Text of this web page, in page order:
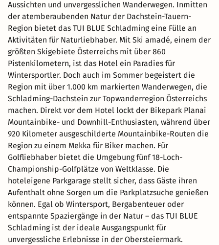
Aussichten und unvergesslichen Wanderwegen. Inmitten
der atemberaubenden Natur der Dachstein-Tauern-
Region bietet das TUI BLUE Schladming eine Fülle an
Aktivitäten für Naturliebhaber. Mit Ski amadé, einem der
größten Skigebiete Österreichs mit über 860
Pistenkilometern, ist das Hotel ein Paradies für
Wintersportler. Doch auch im Sommer begeistert die
Region mit über 1.000 km markierten Wanderwegen, die
Schladming-Dachstein zur Topwanderregion Österreichs
machen. Direkt vor dem Hotel lockt der Bikepark Planai
Mountainbike- und Downhill-Enthusiasten, während über
920 Kilometer ausgeschilderte Mountainbike-Routen die
Region zu einem Mekka für Biker machen. Für
Golfliebhaber bietet die Umgebung fünf 18-Loch-
Championship-Golfplätze von Weltklasse. Die
hoteleigene Parkgarage stellt sicher, dass Gäste ihren
Aufenthalt ohne Sorgen um die Parkplatzsuche genießen
können. Egal ob Wintersport, Bergabenteuer oder
entspannte Spaziergänge in der Natur – das TUI BLUE
Schladming ist der ideale Ausgangspunkt für
unvergessliche Erlebnisse in der Obersteiermark.